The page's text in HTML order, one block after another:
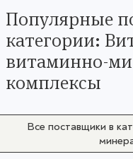
Популярные
категории:
витаминно-
комплексы
Все поставщики в